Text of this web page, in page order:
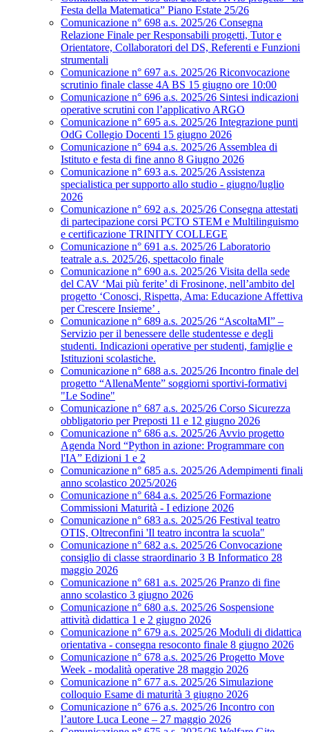
Festa della Matematica” Piano Estate 25/26
Comunicazione n° 698 a.s. 2025/26 Consegna
Relazione Finale per Responsabili progetti, Tutor e
Orientatore, Collaboratori del DS, Referenti e Funzioni
strumentali
Comunicazione n° 697 a.s. 2025/26 Riconvocazione
scrutinio finale classe 4A BS 15 giugno ore 10:00
Comunicazione n° 696 a.s. 2025/26 Sintesi indicazioni
operative scrutini con l’applicativo ARGO
Comunicazione n° 695 a.s. 2025/26 Integrazione punti
OdG Collegio Docenti 15 giugno 2026
Comunicazione n° 694 a.s. 2025/26 Assemblea di
Istituto e festa di fine anno 8 Giugno 2026
Comunicazione n° 693 a.s. 2025/26 Assistenza
specialistica per supporto allo studio - giugno/luglio
2026
Comunicazione n° 692 a.s. 2025/26 Consegna attestati
di partecipazione corsi PCTO STEM e Multilinguismo
e certificazione TRINITY COLLEGE
Comunicazione n° 691 a.s. 2025/26 Laboratorio
teatrale a.s. 2025/26, spettacolo finale
Comunicazione n° 690 a.s. 2025/26 Visita della sede
del CAV ‘Mai più ferite’ di Frosinone, nell’ambito del
progetto ‘Conosci, Rispetta, Ama: Educazione Affettiva
per Crescere Insieme’ .
Comunicazione n° 689 a.s. 2025/26 “AscoltaMI” –
Servizio per il benessere delle studentesse e degli
studenti. Indicazioni operative per studenti, famiglie e
Istituzioni scolastiche.
Comunicazione n° 688 a.s. 2025/26 Incontro finale del
progetto “AllenaMente” soggiorni sportivi‑formativi
"Le Sodine"
Comunicazione n° 687 a.s. 2025/26 Corso Sicurezza
obbligatorio per Preposti 11 e 12 giugno 2026
Comunicazione n° 686 a.s. 2025/26 Avvio progetto
Agenda Nord “Python in azione: Programmare con
l'IA” Edizioni 1 e 2
Comunicazione n° 685 a.s. 2025/26 Adempimenti finali
anno scolastico 2025/2026
Comunicazione n° 684 a.s. 2025/26 Formazione
Commissioni Maturità - I edizione 2026
Comunicazione n° 683 a.s. 2025/26 Festival teatro
OTIS, Oltreconfini 'Il teatro incontra la scuola"
Comunicazione n° 682 a.s. 2025/26 Convocazione
consiglio di classe straordinario 3 B Informatico 28
maggio 2026
Comunicazione n° 681 a.s. 2025/26 Pranzo di fine
anno scolastico 3 giugno 2026
Comunicazione n° 680 a.s. 2025/26 Sospensione
attività didattica 1 e 2 giugno 2026
Comunicazione n° 679 a.s. 2025/26 Moduli di didattica
orientativa - consegna resoconto finale 8 giugno 2026
Comunicazione n° 678 a.s. 2025/26 Progetto Move
Week - modalità operative 28 maggio 2026
Comunicazione n° 677 a.s. 2025/26 Simulazione
colloquio Esame di maturità 3 giugno 2026
Comunicazione n° 676 a.s. 2025/26 Incontro con
l’autore Luca Leone – 27 maggio 2026